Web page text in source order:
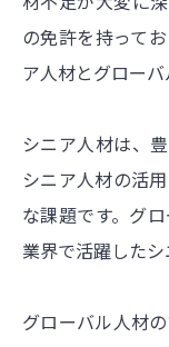
の免許を持って
ア人材とグローバ
シニア人材は、
シニア人材の活
な課題です。グ
業界で活躍したシ
グローバル人材